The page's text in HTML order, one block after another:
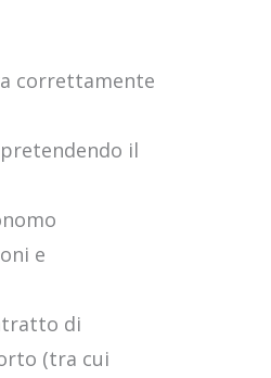
correttamente
il
e
di
(tra cui